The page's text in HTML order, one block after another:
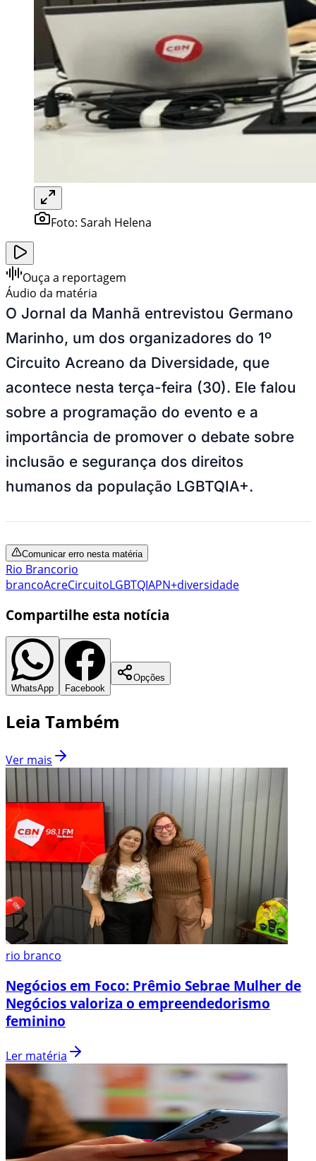
Foto: Sarah Helena
Ouça a reportagem
Áudio da matéria
O Jornal da Manhã entrevistou Germano
Marinho, um dos organizadores do 1º
Circuito Acreano da Diversidade, que
acontece nesta terça-feira (30). Ele falou
sobre a programação do evento e a
importância de promover o debate sobre
inclusão e segurança dos direitos
humanos da população LGBTQIA+.
Comunicar erro nesta matéria
Rio Brancorio
brancoAcreCircuitoLGBTQIAPN+diversidade
Compartilhe esta notícia
WhatsApp Facebook
Opções
Leia Também
Ver mais
rio branco
Negócios em Foco: Prêmio Sebrae Mulher de
Negócios valoriza o empreendedorismo
feminino
Ler matéria